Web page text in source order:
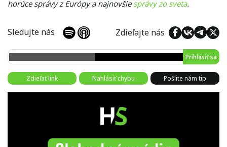
horúce správy z Európy a najnovšie správy zo sveta.
Sledujte nás Zdieľajte nás
Prihlásiť sa
Zdieľať link Nahlásiť chybu Pošlite nám tip